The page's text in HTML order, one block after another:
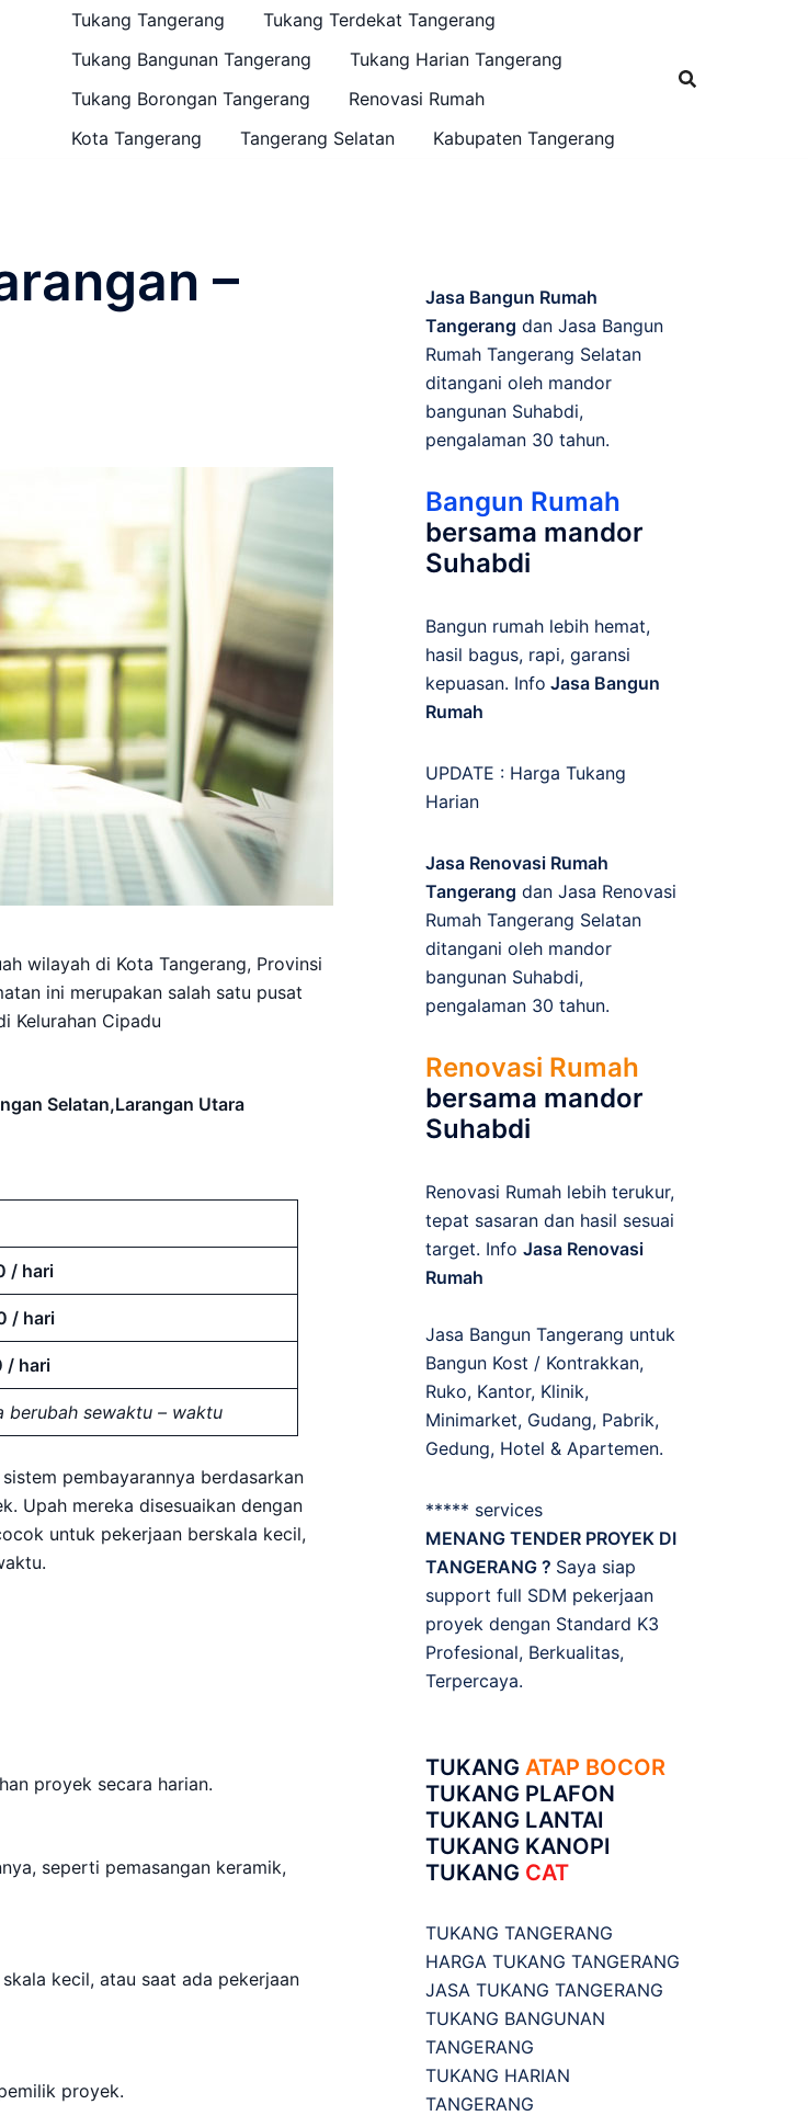
Tukang Tangerang
Tukang Terdekat Tangerang
Tukang Bangunan Tangerang
Tukang Harian Tangerang
Tukang Borongan Tangerang
Renovasi Rumah
Kota Tangerang
Tangerang Selatan Kabupaten Tangerang
–
wilayah di Kota Tangerang, Provinsi
ini merupakan salah satu pusat
Kelurahan Cipadu
Selatan,Larangan Utara
/ hari
/ hari
/ hari
berubah sewaktu – waktu
pembayarannya berdasarkan
Upah mereka disesuaikan dengan
untuk pekerjaan berskala kecil,
proyek secara harian.
seperti pemasangan keramik,
kecil, atau saat ada pekerjaan
proyek.
Jasa Bangun Rumah
Tangerang dan Jasa Bangun
Rumah Tangerang Selatan
ditangani oleh mandor
bangunan Suhabdi,
pengalaman 30 tahun.
Bangun Rumah
bersama mandor
Suhabdi
Bangun rumah lebih hemat,
hasil bagus, rapi, garansi
kepuasan. Info Jasa Bangun
Rumah
UPDATE : Harga Tukang
Harian
Jasa Renovasi Rumah
Tangerang dan Jasa Renovasi
Rumah Tangerang Selatan
ditangani oleh mandor
bangunan Suhabdi,
pengalaman 30 tahun.
Renovasi Rumah
bersama mandor
Suhabdi
Renovasi Rumah lebih terukur,
tepat sasaran dan hasil sesuai
target. Info Jasa Renovasi
Rumah
Jasa Bangun Tangerang untuk
Bangun Kost / Kontrakkan,
Ruko, Kantor, Klinik,
Minimarket, Gudang, Pabrik,
Gedung, Hotel & Apartemen.
***** services
MENANG TENDER PROYEK DI
TANGERANG ? Saya siap
support full SDM pekerjaan
proyek dengan Standard K3
Profesional, Berkualitas,
Terpercaya.
TUKANG ATAP BOCOR
TUKANG PLAFON
TUKANG LANTAI
TUKANG KANOPI
TUKANG CAT
TUKANG TANGERANG
HARGA TUKANG TANGERANG
JASA TUKANG TANGERANG
TUKANG BANGUNAN
TANGERANG
TUKANG HARIAN
TANGERANG